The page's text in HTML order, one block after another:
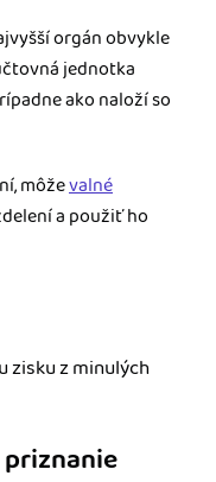
orgán obvykle
jednotka
ako naloží so
môževalné
a použiť ho
zisku z minulých
priznanie